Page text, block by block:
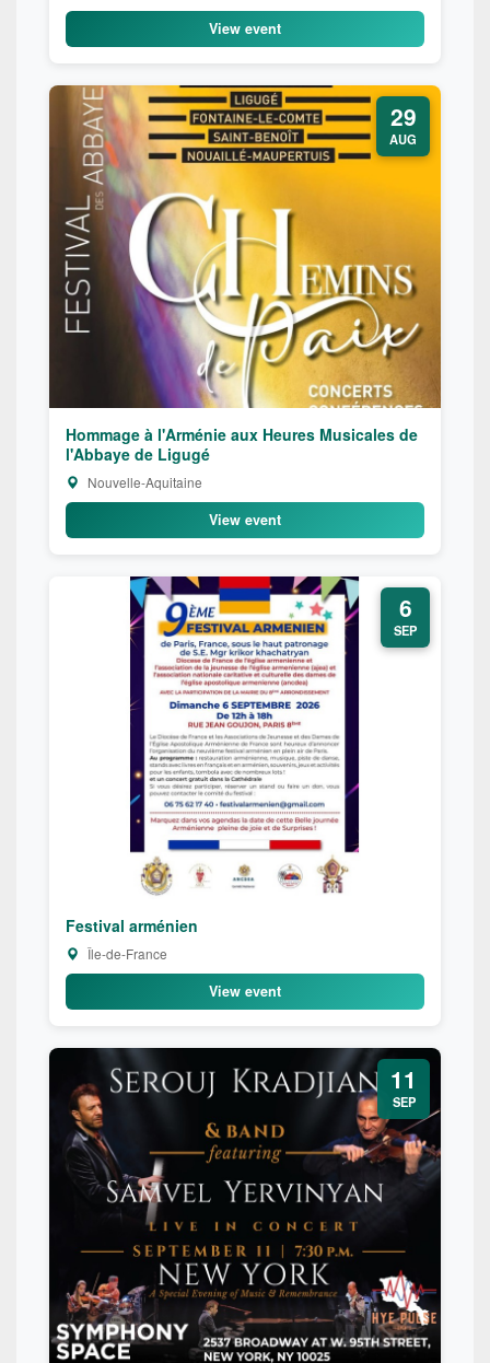
View event
29
AUG
Hommage à l'Arménie aux Heures Musicales de
l'Abbaye de Ligugé
Nouvelle-Aquitaine
View event
6
SEP
Festival arménien
Île-de-France
View event
11
SEP